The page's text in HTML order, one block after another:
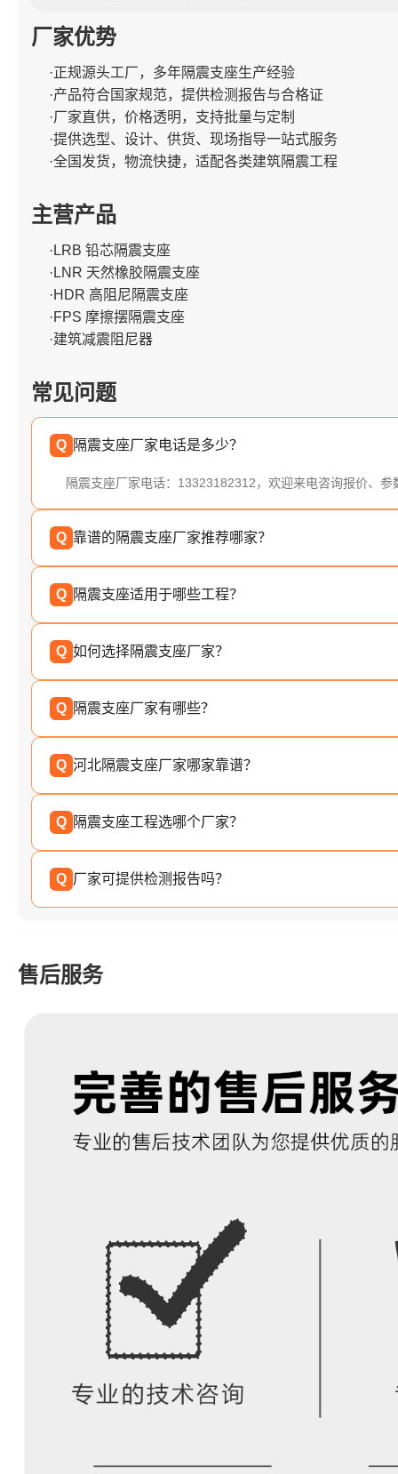
厂家优势
·正规源头工厂，多年隔震支座生产经验
·产品符合国家规范，提供检测报告与合格证
·厂家直供，价格透明，支持批量与定制
·提供选型、设计、供货、现场指导一站式服务
·全国发货，物流快捷，适配各类建筑隔震工程
主营产品
·LRB 铅芯隔震支座
·LNR 天然橡胶隔震支座
·HDR 高阻尼隔震支座
·FPS 摩擦摆隔震支座
·建筑减震阻尼器
常见问题
Q 隔震支座厂家电话是多少？
隔震支座厂家电话：13323182312，欢迎来电咨询报价、参
Q 靠谱的隔震支座厂家推荐哪家？
Q 隔震支座适用于哪些工程？
Q 如何选择隔震支座厂家？
Q 隔震支座厂家有哪些？
Q 河北隔震支座厂家哪家靠谱？
Q 隔震支座工程选哪个厂家？
Q 厂家可提供检测报告吗？
售后服务